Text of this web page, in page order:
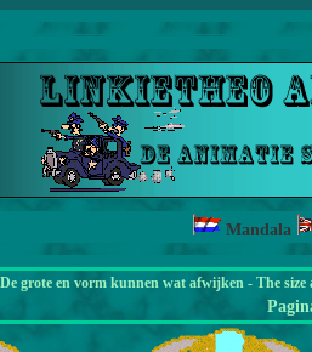
Mandala
De grote en vorm kunnen wat afwijken - The